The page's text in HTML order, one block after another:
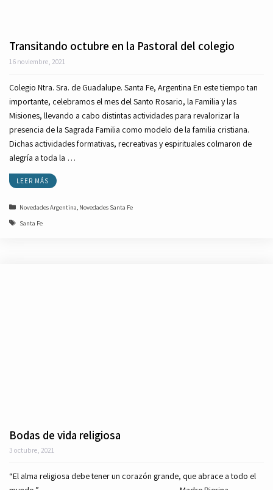
Transitando octubre en la Pastoral del colegio
16 noviembre, 2021
Colegio Ntra. Sra. de Guadalupe. Santa Fe, Argentina En este tiempo tan
importante, celebramos el mes del Santo Rosario, la Familia y las
Misiones, llevando a cabo distintas actividades para revalorizar la
presencia de la Sagrada Familia como modelo de la familia cristiana.
Dichas actividades formativas, recreativas y espirituales colmaron de
alegría a toda la …
LEER MÁS
Categorías
Novedades Argentina Novedades Santa Fe
Etiquetas
Santa Fe
Bodas de vida religiosa
3 octubre, 2021
“El alma religiosa debe tener un corazón grande, que abrace a todo el